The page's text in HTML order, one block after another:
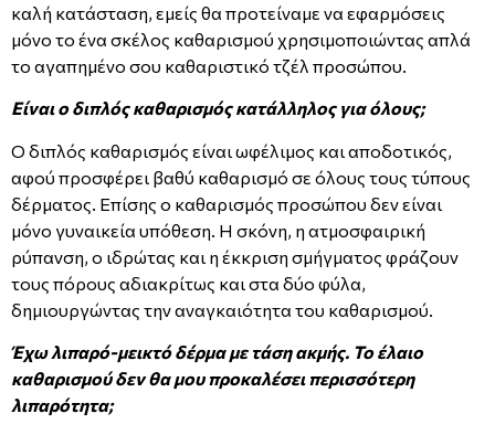
καλή κατάσταση, εμείς θα προτείναμε να εφαρμόσεις
μόνο το ένα σκέλος καθαρισμού χρησιμοποιώντας απλά
το αγαπημένο σου καθαριστικό τζέλ προσώπου.
Είναι ο διπλός καθαρισμός κατάλληλος για όλους;
Ο διπλός καθαρισμός είναι ωφέλιμος και αποδοτικός,
αφού προσφέρει βαθύ καθαρισμό σε όλους τους τύπους
δέρματος. Επίσης ο καθαρισμός προσώπου δεν είναι
μόνο γυναικεία υπόθεση. Η σκόνη, η ατμοσφαιρική
ρύπανση, ο ιδρώτας και η έκκριση σμήγματος φράζουν
τους πόρους αδιακρίτως και στα δύο φύλα,
δημιουργώντας την αναγκαιότητα του καθαρισμού.
Έχω λιπαρό-μεικτό δέρμα με τάση ακμής. Το έλαιο
καθαρισμού δεν θα μου προκαλέσει περισσότερη
λιπαρότητα;